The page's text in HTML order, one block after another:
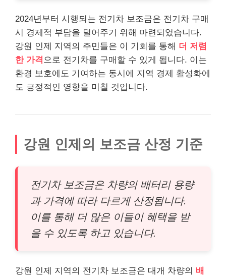
2024년부터 시행되는 전기차 보조금은 전기차 구매
시 경제적 부담을 덜어주기 위해 마련되었습니다.
강원 인제 지역의 주민들은 이 기회를 통해 더 저렴
한 가격 으로 전기차를 구매할 수 있게 됩니다. 이는
환경 보호에도 기여하는 동시에 지역 경제 활성화에
도 긍정적인 영향을 미칠 것입니다.
강원 인제의 보조금 산정 기준
전기차 보조금은 차량의 배터리 용량
과 가격에 따라 다르게 산정됩니다.
이를 통해 더 많은 이들이 혜택을 받
을 수 있도록 하고 있습니다.
강원 인제 지역의 전기차 보조금은 대개 차량의 배